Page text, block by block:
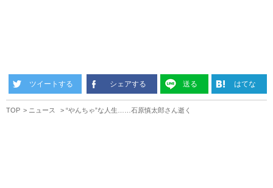
ツイートする シェアする 送る はてな
TOP ニュース “やんちゃ”な人生……石原慎太郎さん逝く